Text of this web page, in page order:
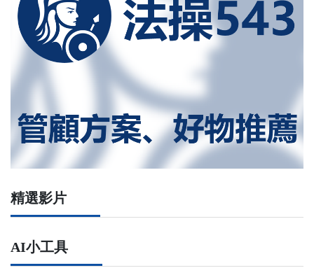
精選影片
AI小工具